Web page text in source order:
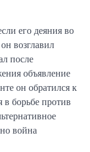
его деяния во
возглавил
после
объявление
он обратился к
борьбе против
война